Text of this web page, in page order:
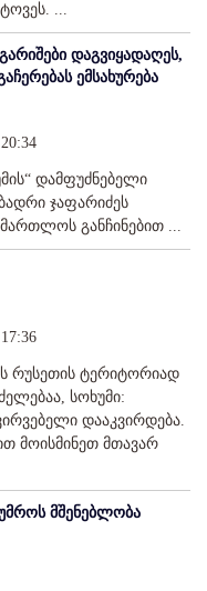
...
დაგვიყადაღეს,
ემსახურება
დამფუძნებელი
ჯაფარიძეს
განჩინებით ...
რუსეთის ტერიტორიად
სოხუმი:
დააკვირდება.
მოისმინეთ მთავარ
მშენებლობა